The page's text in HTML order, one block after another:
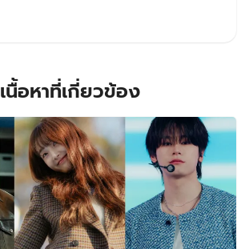
เนื้อหาที่เกี่ยวข้อง